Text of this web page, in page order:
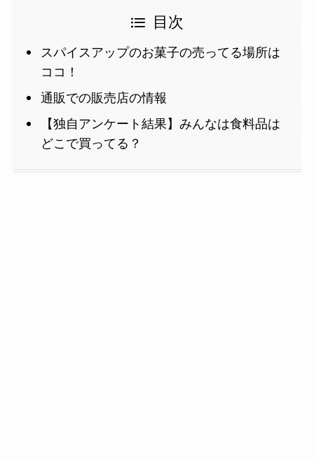
目次
スパイスアップのお菓子の売ってる場所は
ココ！
通販での販売店の情報
【独自アンケート結果】みんなは食料品は
どこで買ってる？